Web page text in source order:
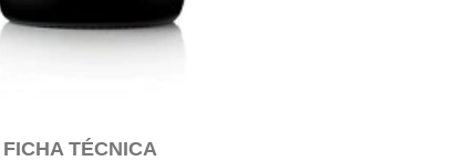
FICHA TÉCNICA